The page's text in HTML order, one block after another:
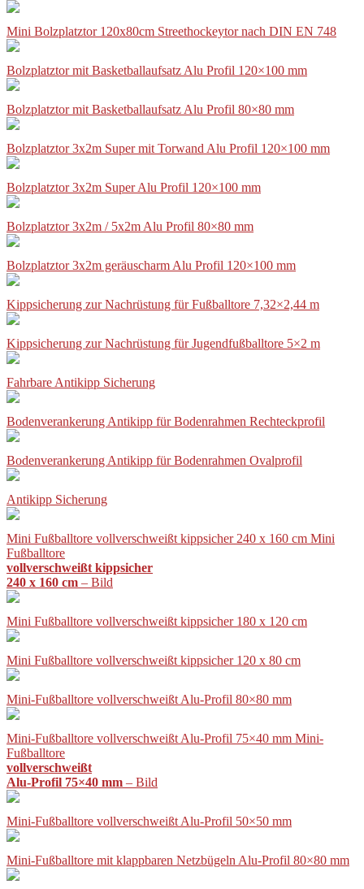
Mini Bolzplatztor 120x80cm Streethockeytor nach DIN EN 748
Bolzplatztor mit Basketballaufsatz Alu Profil 120×100 mm
Bolzplatztor mit Basketballaufsatz Alu Profil 80×80 mm
Bolzplatztor 3x2m Super mit Torwand Alu Profil 120×100 mm
Bolzplatztor 3x2m Super Alu Profil 120×100 mm
Bolzplatztor 3x2m / 5x2m Alu Profil 80×80 mm
Bolzplatztor 3x2m geräuscharm Alu Profil 120×100 mm
Kippsicherung zur Nachrüstung für Fußballtore 7,32×2,44 m
Kippsicherung zur Nachrüstung für Jugendfußballtore 5×2 m
Fahrbare Antikipp Sicherung
Bodenverankerung Antikipp für Bodenrahmen Rechteckprofil
Bodenverankerung Antikipp für Bodenrahmen Ovalprofil
Antikipp Sicherung
Mini Fußballtore vollverschweißt kippsicher 240 x 160 cm Mini
Fußballtore
vollverschweißt kippsicher
240 x 160 cm – Bild
Mini Fußballtore vollverschweißt kippsicher 180 x 120 cm
Mini Fußballtore vollverschweißt kippsicher 120 x 80 cm
Mini-Fußballtore vollverschweißt Alu-Profil 80×80 mm
Mini-Fußballtore vollverschweißt Alu-Profil 75×40 mm Mini-
Fußballtore
vollverschweißt
Alu-Profil 75×40 mm – Bild
Mini-Fußballtore vollverschweißt Alu-Profil 50×50 mm
Mini-Fußballtore mit klappbaren Netzbügeln Alu-Profil 80×80 mm